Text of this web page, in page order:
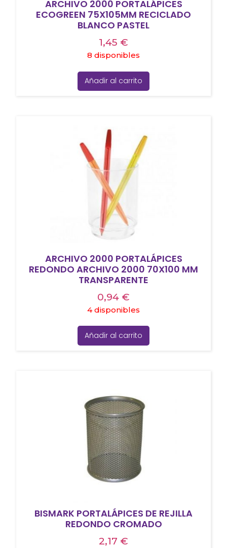
ARCHIVO 2000 PORTALÁPICES
ECOGREEN 75X105MM RECICLADO
BLANCO PASTEL
1,45 €
8 disponibles
Añadir al carrito
ARCHIVO 2000 PORTALÁPICES
REDONDO ARCHIVO 2000 70X100 MM
TRANSPARENTE
0,94 €
4 disponibles
Añadir al carrito
BISMARK PORTALÁPICES DE REJILLA
REDONDO CROMADO
2,17 €